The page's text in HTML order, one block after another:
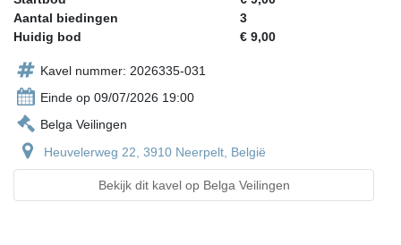
Aantal biedingen
3
Huidig bod
€ 9,00
Kavel nummer: 2026335-031
Einde op 09/07/2026 19:00
Belga Veilingen
Heuvelerweg 22, 3910 Neerpelt, België
Bekijk dit kavel op Belga Veilingen